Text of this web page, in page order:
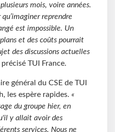
mois, voire années.
reprendre
est impossible. Un
et des coûts pourrait
des discussions actuelles
précisé TUI France.
général du CSE de TUI
les espère rapides. «
du groupe hier, en
y allait avoir des
services. Nous ne